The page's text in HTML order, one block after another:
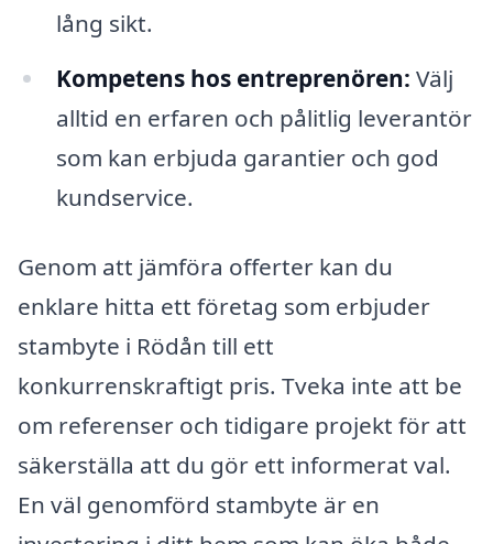
lång sikt.
Kompetens hos entreprenören: Välj
alltid en erfaren och pålitlig leverantör
som kan erbjuda garantier och god
kundservice.
Genom att jämföra offerter kan du
enklare hitta ett företag som erbjuder
stambyte i Rödån till ett
konkurrenskraftigt pris. Tveka inte att be
om referenser och tidigare projekt för att
säkerställa att du gör ett informerat val.
En väl genomförd stambyte är en